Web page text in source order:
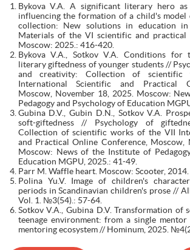
Bykova V.A. A significant literary hero
influencing the formation of a child's
collection: New solutions in education
Materials of the VI scientific and practical
Moscow: 2025.: 416-420.
Bykova V.A., Sotkov V.A. Conditions for
literary giftedness of younger students //
and creativity: Collection of
International Scientific and Practical
Moscow, November 18, 2025. Moscow:
Pedagogy and Psychology of Education
Gubina D.V., Gubin D.N., Sotkov V.A.
soft-giftedness // Psychology of
Collection of scientific works of the VII
and Practical Online Conference, Moscow,
Moscow: News of the Institute of
Education MGPU, 2025.: 41-49.
Parr M. Waffle heart. Moscow: Scooter, 2014.
Polina Yu.V. Image of children's
periods in Scandinavian children's prose //
Vol. 1. №3(54).: 57-64.
Sotkov V.A., Gubina D.V. Transformation of
teenage environment: from a single
mentoring ecosystem // Hominum, 2025.